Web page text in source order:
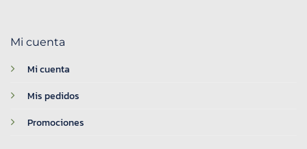
Mi cuenta
Mi cuenta
Mis pedidos
Promociones